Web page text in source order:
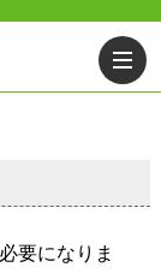
要になりま